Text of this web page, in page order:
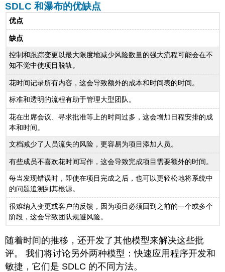
SDLC 和瀑布的优缺点
优点
缺点
控制和跟踪变更以最大限度地减少风险数量的强大流程可能会在不
知不觉中使项目脱轨。
花时间记录所有内容，这会导致额外的成本和时间表的时间。
标准和透明的流程有助于管理大型团队。
花在出席会议、寻求批准等上的时间过多，这会增加日程安排的成
本和时间。
文档减少了人员流失的风险，更容易为项目添加人员。
有些成员不喜欢花时间写作，这会导致完成项目需要额外的时间。
每当发现错误时，即使在项目完成之后，也可以更轻松地将系统中
的问题追溯到其根源。
很难纳入变更或客户的反馈，因为项目必须回到之前的一个或多个
阶段，这会导致团队规避风险。
随着时间的推移，还开发了其他模型来解决这些批
评。 我们将讨论另外两种模型：快速应用程序开发和
敏捷，它们是 SDLC 的不同方法。